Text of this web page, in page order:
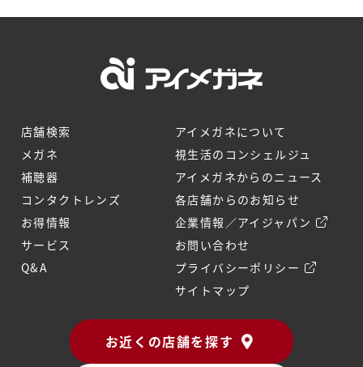
店舗検索
メガネ
補聴器
コンタクトレンズ
お得情報
サービス
Q&A
アイメガネについて
視生活のコンシェルジュ
アイメガネからのニュース
各店舗からのお知らせ
企業情報／アイジャパン
お問い合わせ
プライバシーポリシー
サイトマップ
お近くの店舗を探す